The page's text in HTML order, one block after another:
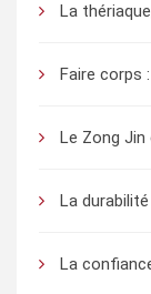
La
Faire
Le Zong
La
La